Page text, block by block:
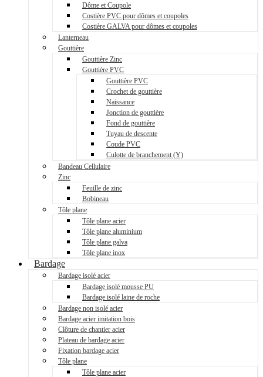
Dôme et Coupole
Costière PVC pour dômes et coupoles
Costière GALVA pour dômes et coupoles
Lanterneau
Gouttière
Gouttière Zinc
Gouttière PVC
Gouttière PVC
Crochet de gouttière
Naissance
Jonction de gouttière
Fond de gouttière
Tuyau de descente
Coude PVC
Culotte de branchement (Y)
Bandeau Cellulaire
Zinc
Feuille de zinc
Bobineau
Tôle plane
Tôle plane acier
Tôle plane aluminium
Tôle plane galva
Tôle plane inox
Bardage
Bardage isolé acier
Bardage isolé mousse PU
Bardage isolé laine de roche
Bardage non isolé acier
Bardage acier imitation bois
Clôture de chantier acier
Plateau de bardage acier
Fixation bardage acier
Tôle plane
Tôle plane acier